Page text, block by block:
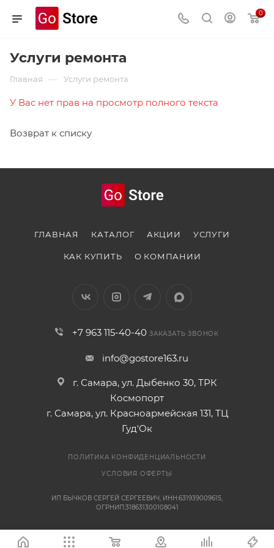
0
Услуги ремонта
Главная — Услуги ремонта
У Вас нет прав на просмотр полного текста
Возврат к списку
ГЛАВНАЯ КАТАЛОГ АКЦИИ УСЛУГИ
КАК КУПИТЬ О КОМПАНИИ
+7 963 115-40-40 ЗАКАЗАТЬ ЗВОНОК
info@gostore163.ru
г. Самара, ул. Дыбенко 30, ТРК
Космопорт
г. Самара, ул. Красноармейская 131, ТЦ
Гуд'Ок
ПОЛИТИКА КОНФИДЕНЦИАЛЬНОСТИ
УСЛОВИЯ ОФЕРТЫ
ИП БЫЧКОВ СЕРГЕЙ СЕРГЕЕВИЧ, ИНН:631939009615,
ОГРНИП:318631300108041